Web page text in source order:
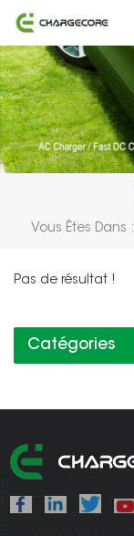
Vous Êtes Dans :
Pas de résultat !
Catégories